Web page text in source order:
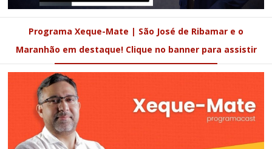
Programa Xeque-Mate | São José de Ribamar e o
Maranhão em destaque! Clique no banner para assistir